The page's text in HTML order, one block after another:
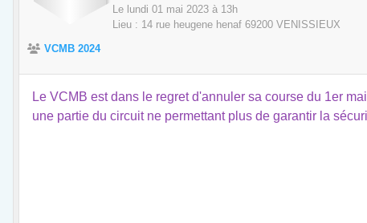
Le lundi 01 mai 2023 à 13h
Lieu : 14 rue heugene henaf 69200 VENISSIEUX
VCMB 2024
Le VCMB est dans le regret d'annuler sa course du 1er
une partie du circuit ne permettant plus de garantir la